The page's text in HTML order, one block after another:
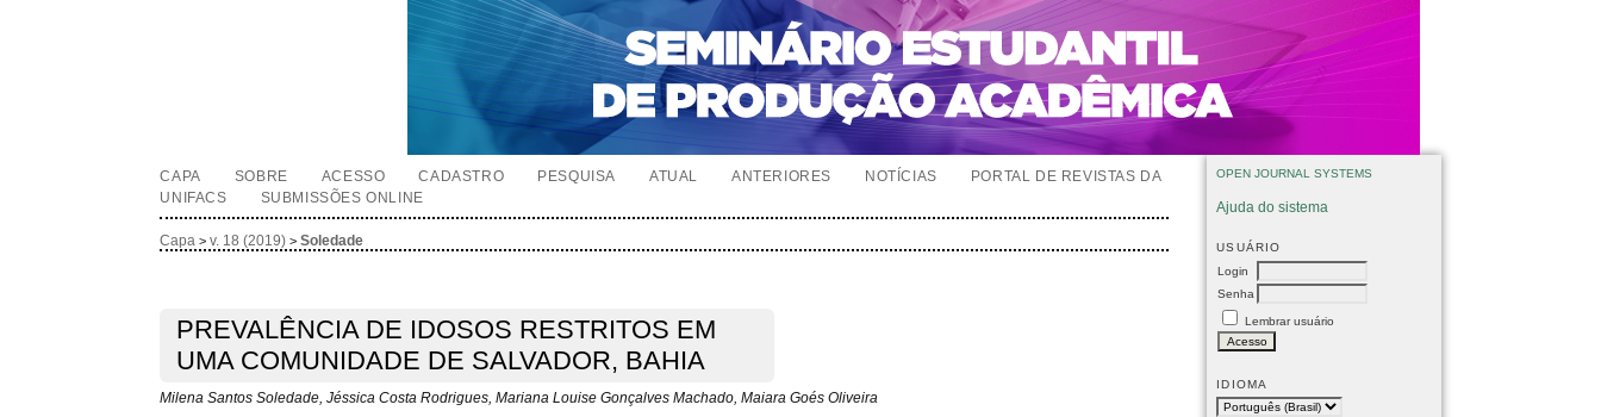
OPEN JOURNAL SYSTEMS
Ajuda do sistema
USUÁRIO
Login
Senha
Lembrar usuário
IDIOMA
CAPA SOBRE ACESSO CADASTRO PESQUISA ATUAL ANTERIORES NOTÍCIAS
PORTAL DE REVISTAS DA
UNIFACS
SUBMISSÕES ONLINE
Capa >v. 18 (2019) >Soledade
PREVALÊNCIA DE IDOSOS RESTRITOS EM
UMA COMUNIDADE DE SALVADOR, BAHIA
Milena Santos Soledade, Jéssica Costa Rodrigues, Mariana Louise Gonçalves Machado, Maiara Goés Oliveira